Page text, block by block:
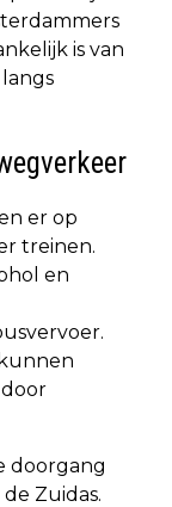
is van
er op
treinen.
en
doorgang
Zuidas.